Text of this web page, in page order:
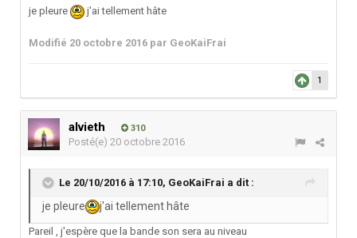
je pleure j'ai tellement hâte
Modifié 20 octobre 2016 par GeoKaiFrai
1
alvieth 310
Posté(e) 20 octobre 2016
Le 20/10/2016 à 17:10, GeoKaiFrai a dit :
je pleure j'ai tellement hâte
Pareil , j'espère que la bande son sera au niveau